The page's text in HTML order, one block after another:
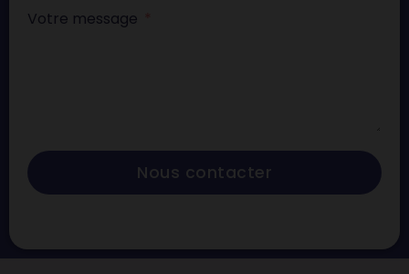
Votre message
Nous contacter